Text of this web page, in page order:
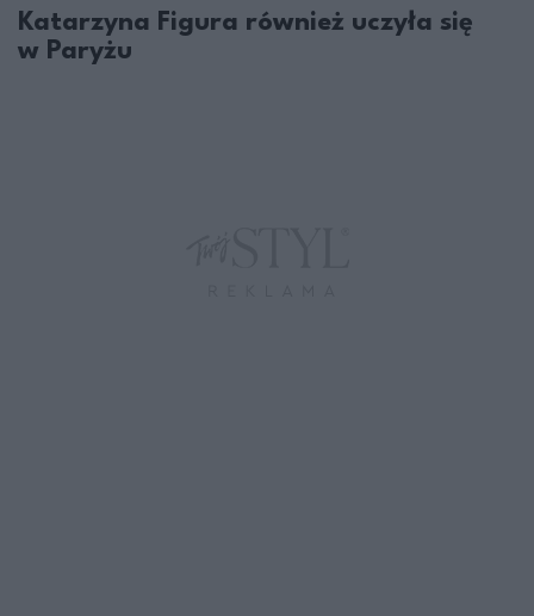
Katarzyna Figura również uczyła się
w Paryżu